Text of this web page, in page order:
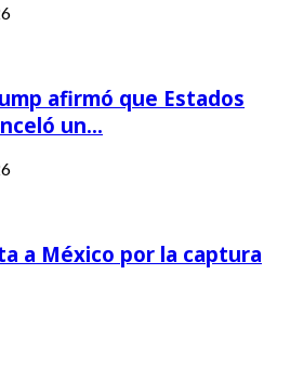
afirmó que Estados
un…
a México por la captura